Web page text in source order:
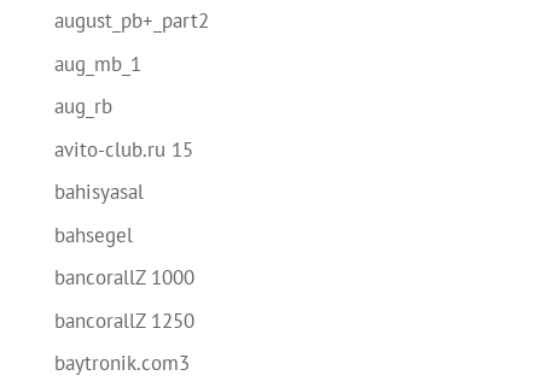
august_pb+_part2
aug_mb_1
aug_rb
avito-club.ru 15
bahisyasal
bahsegel
bancorallZ 1000
bancorallZ 1250
baytronik.com3